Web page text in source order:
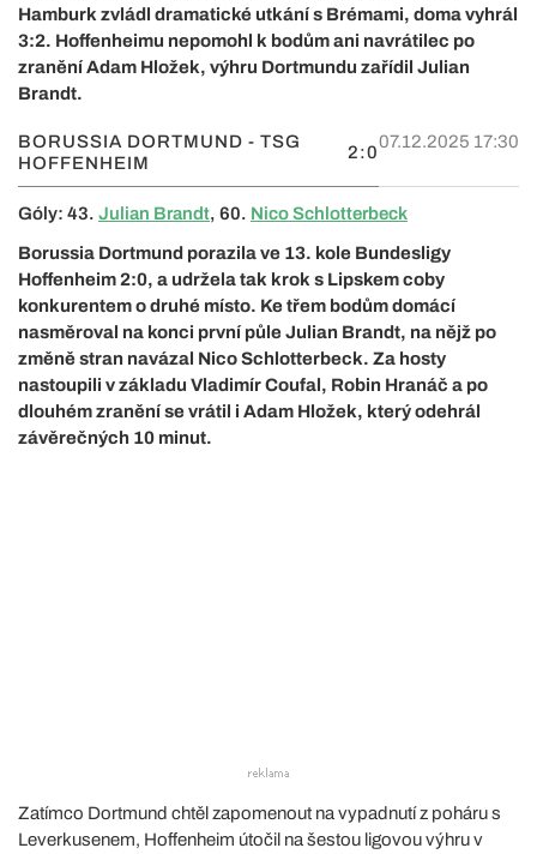
Hamburk zvládl dramatické utkání s Brémami, doma vyhrál
3:2. Hoffenheimu nepomohl k bodům ani navrátilec po
zranění Adam Hložek, výhru Dortmundu zařídil Julian
Brandt.
BORUSSIA DORTMUND - TSG
HOFFENHEIM
2:0
07.12.2025 17:30
Góly: 43. Julian Brandt, 60. Nico Schlotterbeck
Borussia Dortmund porazila ve 13. kole Bundesligy
Hoffenheim 2:0, a udržela tak krok s Lipskem coby
konkurentem o druhé místo. Ke třem bodům domácí
nasměroval na konci první půle Julian Brandt, na nějž po
změně stran navázal Nico Schlotterbeck. Za hosty
nastoupili v základu Vladimír Coufal, Robin Hranáč a po
dlouhém zranění se vrátil i Adam Hložek, který odehrál
závěrečných 10 minut.
Zatímco Dortmund chtěl zapomenout na vypadnutí z poháru s
Leverkusenem, Hoffenheim útočil na šestou ligovou výhru v